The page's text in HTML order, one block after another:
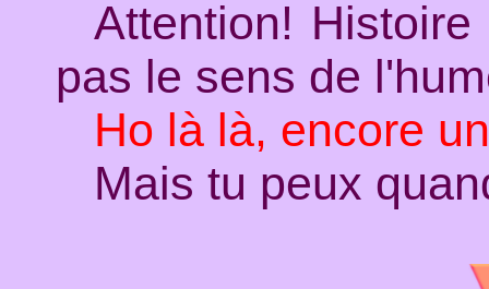
Attention!
pas le sens de
Ho là là, encore
Mais tu peux